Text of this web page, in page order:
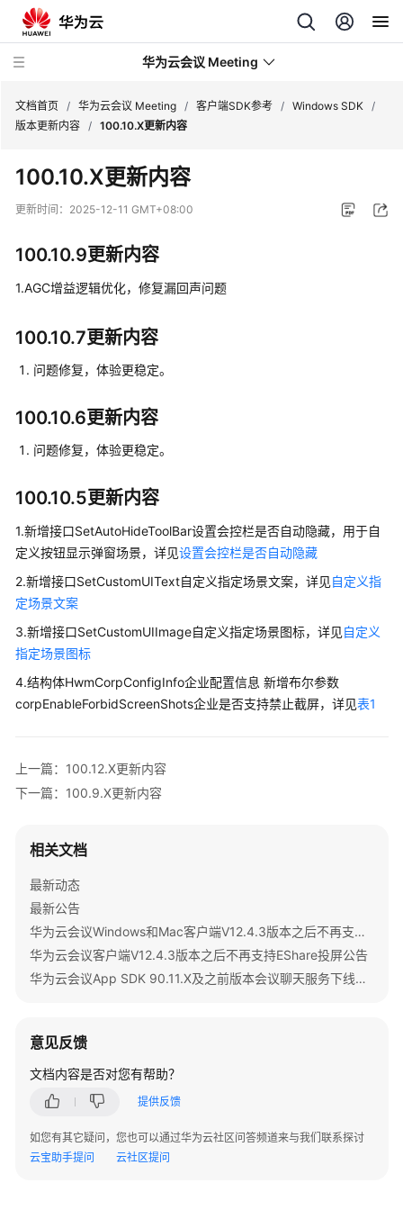
华为云会议 Meeting
新
动
服
务
产
绍
说
明
买
指
南
速
入
管
理
南
视
频
会
议
户
网
会
用
文档首页 / 华为云会议 Meeting / 客户端SDK参考 / Windows SDK /
版本更新内容 / 100.10.X更新内容
100.10.X更新内容
更新时间： 2025-12-11 GMT+08:00
100.10.9更新内容
1.AGC增益逻辑优化，修复漏回声问题
100.10.7更新内容
问题修复，体验更稳定。
100.10.6更新内容
问题修复，体验更稳定。
100.10.5更新内容
1.新增接口SetAutoHideToolBar设置会控栏是否自动隐藏，用于自
定义按钮显示弹窗场景，详见设置会控栏是否自动隐藏
2.新增接口SetCustomUIText自定义指定场景文案，详见自定义指
定场景文案
3.新增接口SetCustomUIImage自定义指定场景图标，详见自定义
指定场景图标
4.结构体HwmCorpConfigInfo企业配置信息 新增布尔参数
corpEnableForbidScreenShots企业是否支持禁止截屏，详见表1
上一篇：100.12.X更新内容
下一篇：100.9.X更新内容
相关文档
最新动态
最新公告
华为云会议Windows和Mac客户端V12.4.3版本之后不再支持IdeaShare投屏公告
华为云会议客户端V12.4.3版本之后不再支持EShare投屏公告
华为云会议App SDK 90.11.X及之前版本会议聊天服务下线公告
意见反馈
文档内容是否对您有帮助？
提供反馈
如您有其它疑问，您也可以通过华为云社区问答频道来与我们联系探讨
云宝助手提问
云社区提问